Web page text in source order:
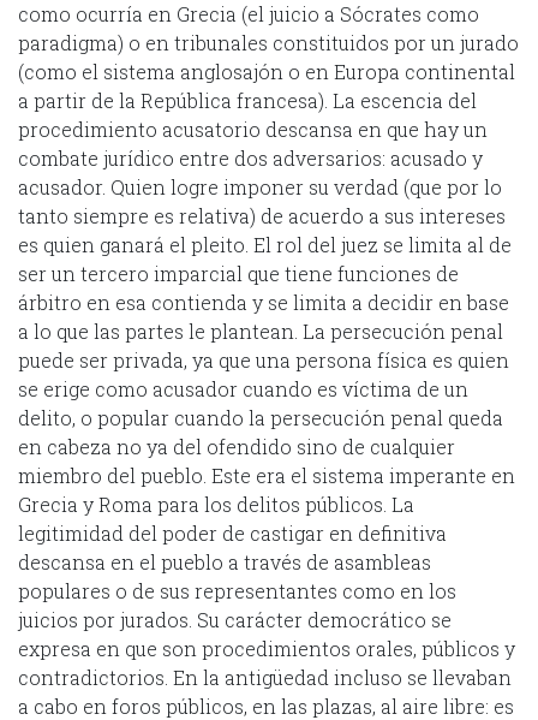
como ocurría en Grecia (el juicio a Sócrates como
paradigma) o en tribunales constituidos por un jurado
(como el sistema anglosajón o en Europa continental
a partir de la República francesa). La escencia del
procedimiento acusatorio descansa en que hay un
combate jurídico entre dos adversarios: acusado y
acusador. Quien logre imponer su verdad (que por lo
tanto siempre es relativa) de acuerdo a sus intereses
es quien ganará el pleito. El rol del juez se limita al de
ser un tercero imparcial que tiene funciones de
árbitro en esa contienda y se limita a decidir en base
a lo que las partes le plantean. La persecución penal
puede ser privada, ya que una persona física es quien
se erige como acusador cuando es víctima de un
delito, o popular cuando la persecución penal queda
en cabeza no ya del ofendido sino de cualquier
miembro del pueblo. Este era el sistema imperante en
Grecia y Roma para los delitos públicos. La
legitimidad del poder de castigar en definitiva
descansa en el pueblo a través de asambleas
populares o de sus representantes como en los
juicios por jurados. Su carácter democrático se
expresa en que son procedimientos orales, públicos y
contradictorios. En la antigüedad incluso se llevaban
a cabo en foros públicos, en las plazas, al aire libre: es